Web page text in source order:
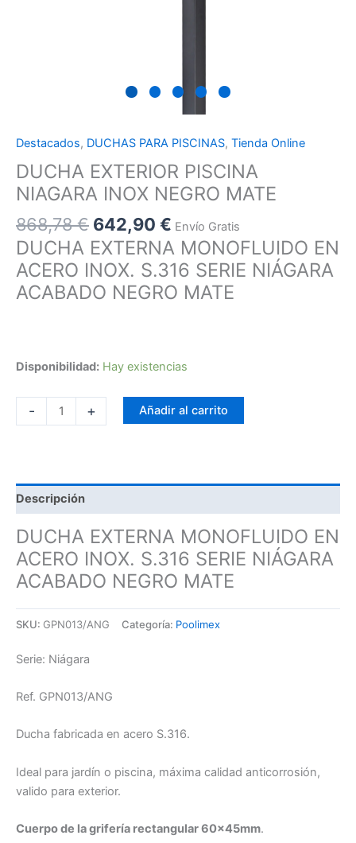
Destacados, DUCHAS PARA PISCINAS, Tienda Online
DUCHA EXTERIOR PISCINA
NIAGARA INOX NEGRO MATE
868,78€ 642,90 € Envío Gratis
DUCHA EXTERNA MONOFLUIDO EN
ACERO INOX. S.316 SERIE NIÁGARA
ACABADO NEGRO MATE
Disponibilidad: Hay existencias
- + Añadir al carrito
Descripción
DUCHA EXTERNA MONOFLUIDO EN
ACERO INOX. S.316 SERIE NIÁGARA
ACABADO NEGRO MATE
SKU: GPN013/ANG Categoría: Poolimex
Serie: Niágara
Ref. GPN013/ANG
Ducha fabricada en acero S.316.
Ideal para jardín o piscina, máxima calidad anticorrosión,
valido para exterior.
Cuerpo de la grifería rectangular 60x45mm.